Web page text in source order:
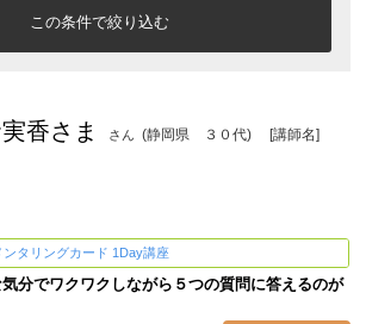
香さま さん (静岡県 ３０代) [講師名]
ンタリングカード 1Day講座
分でワクワクしながら５つの質問に答えるのが